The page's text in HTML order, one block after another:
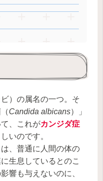
）の属名の一つ。そ
Candida albicans）」
、これがカンジダ症
いのです。
、普通に人間の体の
生息しているとのこ
響も与えないのに、